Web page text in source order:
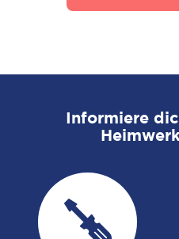
Informiere